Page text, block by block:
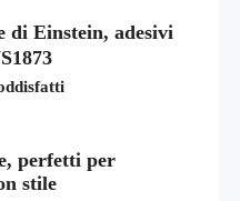
di Einstein, adesivi
perfetti per
stile